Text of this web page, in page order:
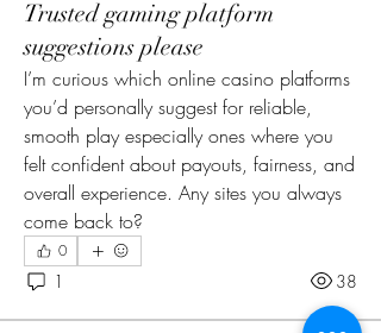
Trusted gaming platform
suggestions please
I’m curious which online casino platforms
you’d personally suggest for reliable,
smooth play especially ones where you
felt confident about payouts, fairness, and
overall experience. Any sites you always
come back to?
0
1 38
關於
Welcome to the group! You can connect